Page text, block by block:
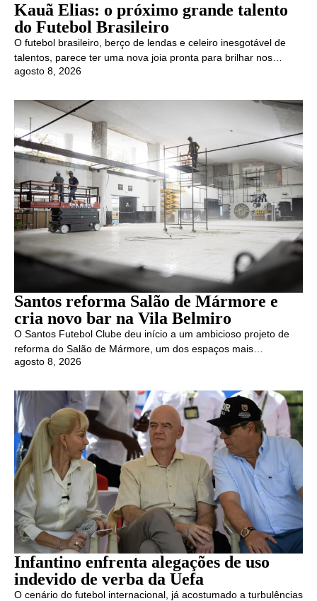
Kauã Elias: o próximo grande talento
do Futebol Brasileiro
O futebol brasileiro, berço de lendas e celeiro inesgotável de
talentos, parece ter uma nova joia pronta para brilhar nos…
agosto 8, 2026
Santos reforma Salão de Mármore e
cria novo bar na Vila Belmiro
O Santos Futebol Clube deu início a um ambicioso projeto de
reforma do Salão de Mármore, um dos espaços mais…
agosto 8, 2026
Infantino enfrenta alegações de uso
indevido de verba da Uefa
O cenário do futebol internacional, já acostumado a turbulências